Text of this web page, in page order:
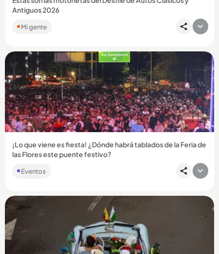
Antiguos 2026
Mi gente
Compartir Noticia
¡Lo que viene es fiesta! ¿Dónde habrá tablados de la Feria de
las Flores este puente festivo?
Eventos
Compartir Noticia